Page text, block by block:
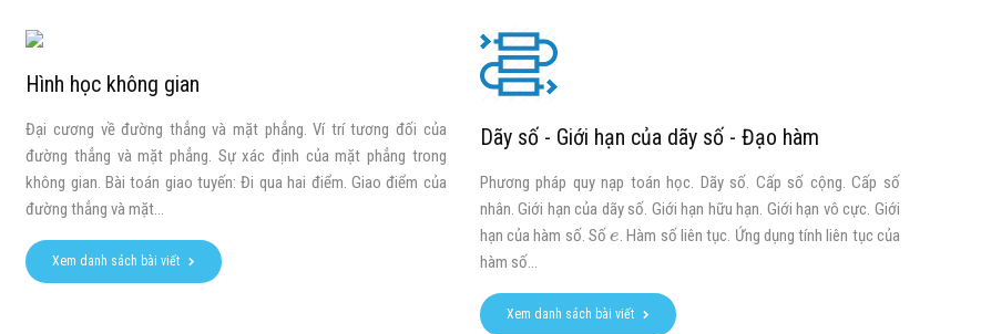
Hình học không gian
Đại cương về đường thẳng và mặt phẳng. Ví trí tương đối của
đường thẳng và mặt phẳng. Sự xác định của mặt phẳng trong
không gian. Bài toán giao tuyến: Đi qua hai điểm. Giao điểm của
đường thẳng và mặt...
Xem danh sách bài viết
Dãy số - Giới hạn của dãy số - Đạo hàm
Phương pháp quy nạp toán học. Dãy số. Cấp số cộng. Cấp số
nhân. Giới hạn của dãy số. Giới hạn hữu hạn. Giới hạn vô cực. Giới
hạn của hàm số. Sốe. Hàm số liên tục. Ứng dụng tính liên tục của
hàm số...
Xem danh sách bài viết